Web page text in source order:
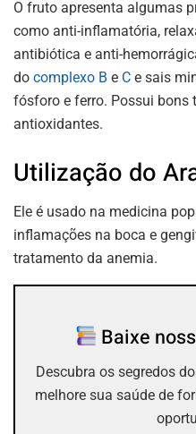
O fruto apresenta algumas
como anti-inflamatória,
antibiótica e anti-
do complexo B e C e sais
fósforo e ferro. Possui bons
antioxidantes.
Utilização do
Ele é usado na medicina
inflamações na boca e
tratamento da anemia.
Baixe
Descubra os segredos
melhore sua saúde de